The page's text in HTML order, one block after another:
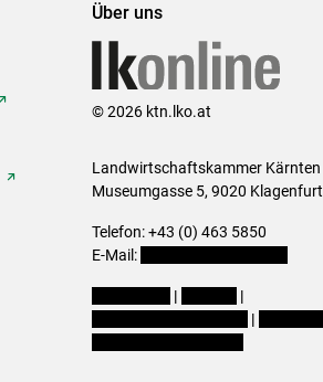
Über uns
© 2026 ktn.lko.at
Landwirtschaftskammer Kärnten
Museumgasse 5, 9020 Klagenfurt
Telefon: +43 (0) 463 5850
E-Mail:
|
|
|